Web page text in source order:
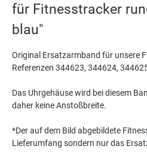
für Fitnesstracker
blau"
Original Ersatzarmband für unsere
Referenzen 344623, 344624,
Das Uhrgehäuse wird bei diesem
daher keine Anstoßbreite.
*Der auf dem Bild abgebildete
Lieferumfang sondern nur das